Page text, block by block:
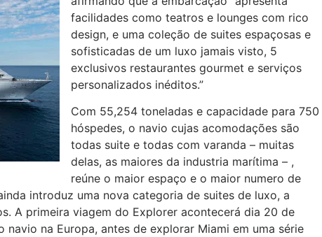
facilidades como teatros e lounges com rico
design, e uma coleção de suites espaçosas e
sofisticadas de um luxo jamais visto, 5
exclusivos restaurantes gourmet e serviços
personalizados inéditos.”
Com 55,254 toneladas e capacidade para 750
hóspedes, o navio cujas acomodações são
todas suite e todas com varanda – muitas
delas, as maiores da industria marítima – ,
reúne o maior espaço e o maior numero de
introduz uma nova categoria de suites de luxo, a
A primeira viagem do Explorer acontecerá dia 20 de
na Europa, antes de explorar Miami em uma série